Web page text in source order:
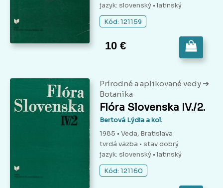
jazyk: slovenský • latinský
Kód: 121159
10 €
Prírodné a aplikované vedy ➔
Botanika
Flóra Slovenska IV./2.
Bertová Lýdia a kol.
1985 • Veda, Bratislava
tvrdá väzba • stav dobrý
jazyk: slovenský • latinský
Kód: 121160